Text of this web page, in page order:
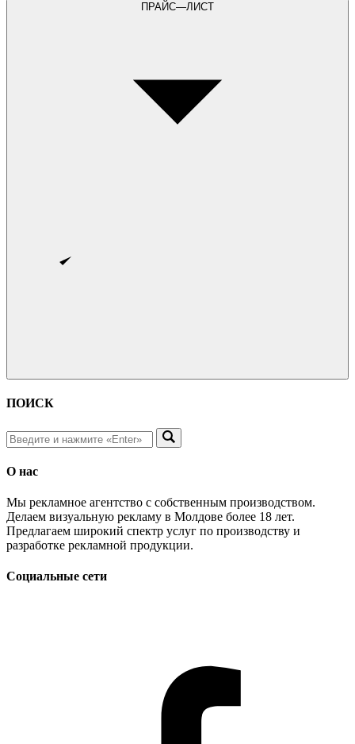
ПРАЙС—ЛИСТ
ПОИСК
О нас
Мы рекламное агентство с собственным производством.
Делаем визуальную рекламу в Молдове более 18 лет.
Предлагаем широкий спектр услуг по производству и
разработке рекламной продукции.
Социальные сети